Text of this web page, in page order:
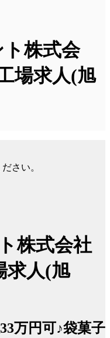
株式会
場求人(旭
さい。
株式会社
求人(旭
万円可♪袋菓子